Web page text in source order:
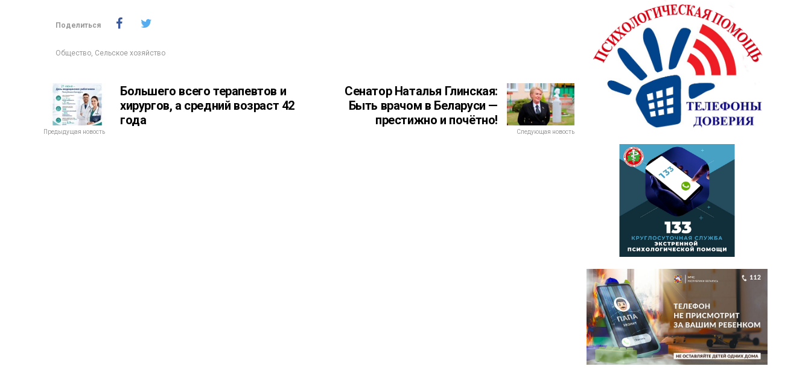
Поделиться
Общество, Сельское хозяйство
Большего всего терапевтов и
хирургов, а средний возраст 42
года
Предыдущая новость
Сенатор Наталья Глинская:
Быть врачом в Беларуси —
престижно и почётно!
Следующая новость